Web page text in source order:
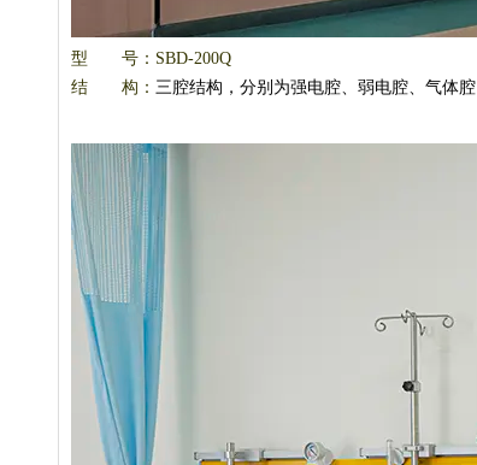
型 号：SBD-200Q
结 构： 三腔结构，分别为强电腔、弱电腔、气体腔